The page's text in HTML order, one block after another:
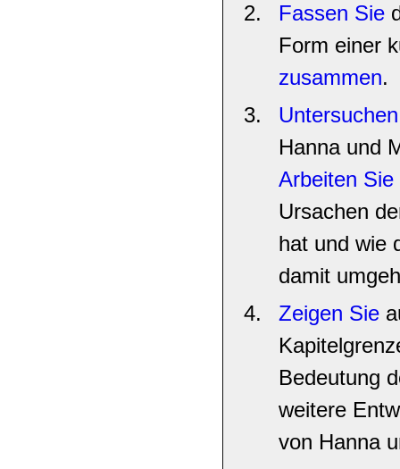
Fassen Sie
Form einer
zusammen.
Hanna und
Arbeiten
Ursachen
hat und wie
damit
Zeigen Sie
Bedeutung
weitere
von Hanna